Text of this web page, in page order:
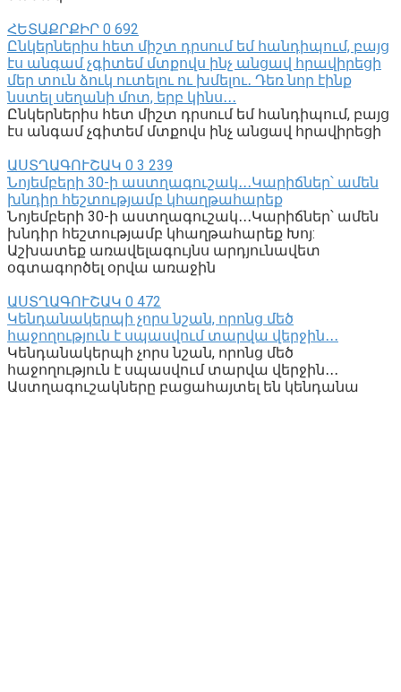
ՀԵՏԱՔՐՔԻՐ 0 692
Ընկերներիս հետ միշտ դրսում եմ հանդիպում, բայց
էս անգամ չգիտեմ մտքովս ինչ անցավ հրավիրեցի
մեր տուն ձուկ ուտելու ու խմելու․ Դեռ նոր էինք
նստել սեղանի մոտ, երբ կինս․․․
Ընկերներիս հետ միշտ դրսում եմ հանդիպում, բայց
էս անգամ չգիտեմ մտքովս ինչ անցավ հրավիրեցի
ԱՍՏՂԱԳՈՒՇԱԿ 0 3 239
Նոյեմբերի 30-ի աստղագուշակ․․․Կարիճներ՝ ամեն
խնդիր հեշտությամբ կհաղթահարեք
Նոյեմբերի 30-ի աստղագուշակ․․․Կարիճներ՝ ամեն
խնդիր հեշտությամբ կհաղթահարեք Խոյ:
Աշխատեք առավելագույնս արդյունավետ
օգտագործել օրվա առաջին
ԱՍՏՂԱԳՈՒՇԱԿ 0 472
Կենդանակերպի չորս նշան, որոնց մեծ
հաջողություն է սպասվում տարվա վերջին․․․
Կենդանակերպի չորս նշան, որոնց մեծ
հաջողություն է սպասվում տարվա վերջին․․․
Աստղագուշակները բացահայտել են կենդանա